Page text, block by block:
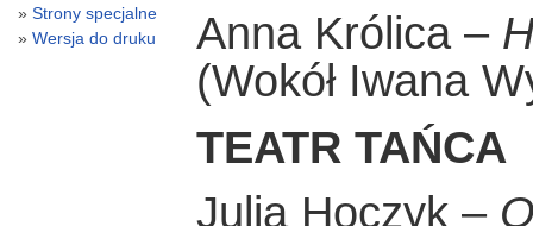
Anna Królica –
(Wokół Iwana
TEATR TAŃCA
Julia Hoczyk –
Strony specjalne
Wersja do druku